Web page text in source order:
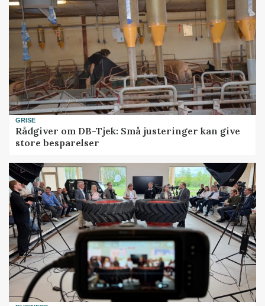
GRISE
Rådgiver om DB-Tjek: Små justeringer kan give
store besparelser